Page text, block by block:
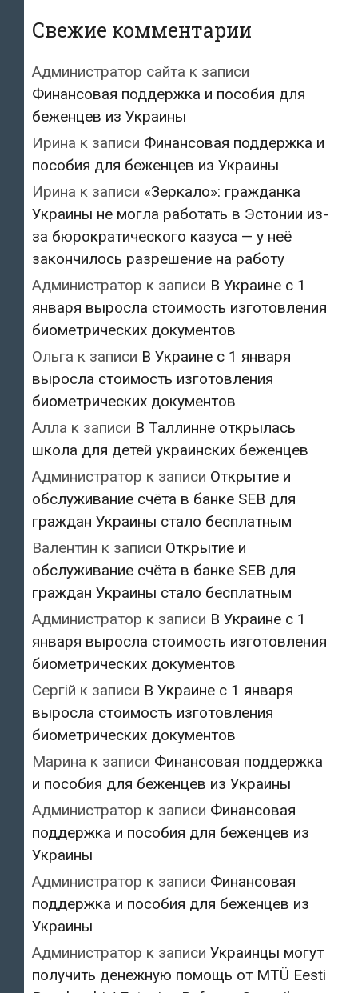
Свежие комментарии
Администратор сайта к записи
Финансовая поддержка и пособия для
беженцев из Украины
Ирина к записи Финансовая поддержка и
пособия для беженцев из Украины
Ирина к записи «Зеркало»: гражданка
Украины не могла работать в Эстонии из-
за бюрократического казуса — у неё
закончилось разрешение на работу
Администратор к записи В Украине с 1
января выросла стоимость изготовления
биометрических документов
Ольга к записи В Украине с 1 января
выросла стоимость изготовления
биометрических документов
Алла к записи В Таллинне открылась
школа для детей украинских беженцев
Администратор к записи Открытие и
обслуживание счёта в банке SEB для
граждан Украины стало бесплатным
Валентин к записи Открытие и
обслуживание счёта в банке SEB для
граждан Украины стало бесплатным
Администратор к записи В Украине с 1
января выросла стоимость изготовления
биометрических документов
Сергій к записи В Украине с 1 января
выросла стоимость изготовления
биометрических документов
Марина к записи Финансовая поддержка
и пособия для беженцев из Украины
Администратор к записи Финансовая
поддержка и пособия для беженцев из
Украины
Администратор к записи Финансовая
поддержка и пособия для беженцев из
Украины
Администратор к записи Украинцы могут
получить денежную помощь от MTÜ Eesti